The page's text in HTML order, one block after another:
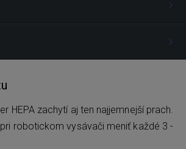
HEPA zachytí aj ten najjemnejší prach.
robotickom vysávači meniť každé 3 -